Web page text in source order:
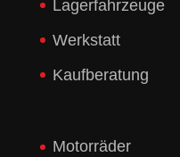
Lagerfahrzeuge
Werkstatt
Kaufberatung
Motorräder